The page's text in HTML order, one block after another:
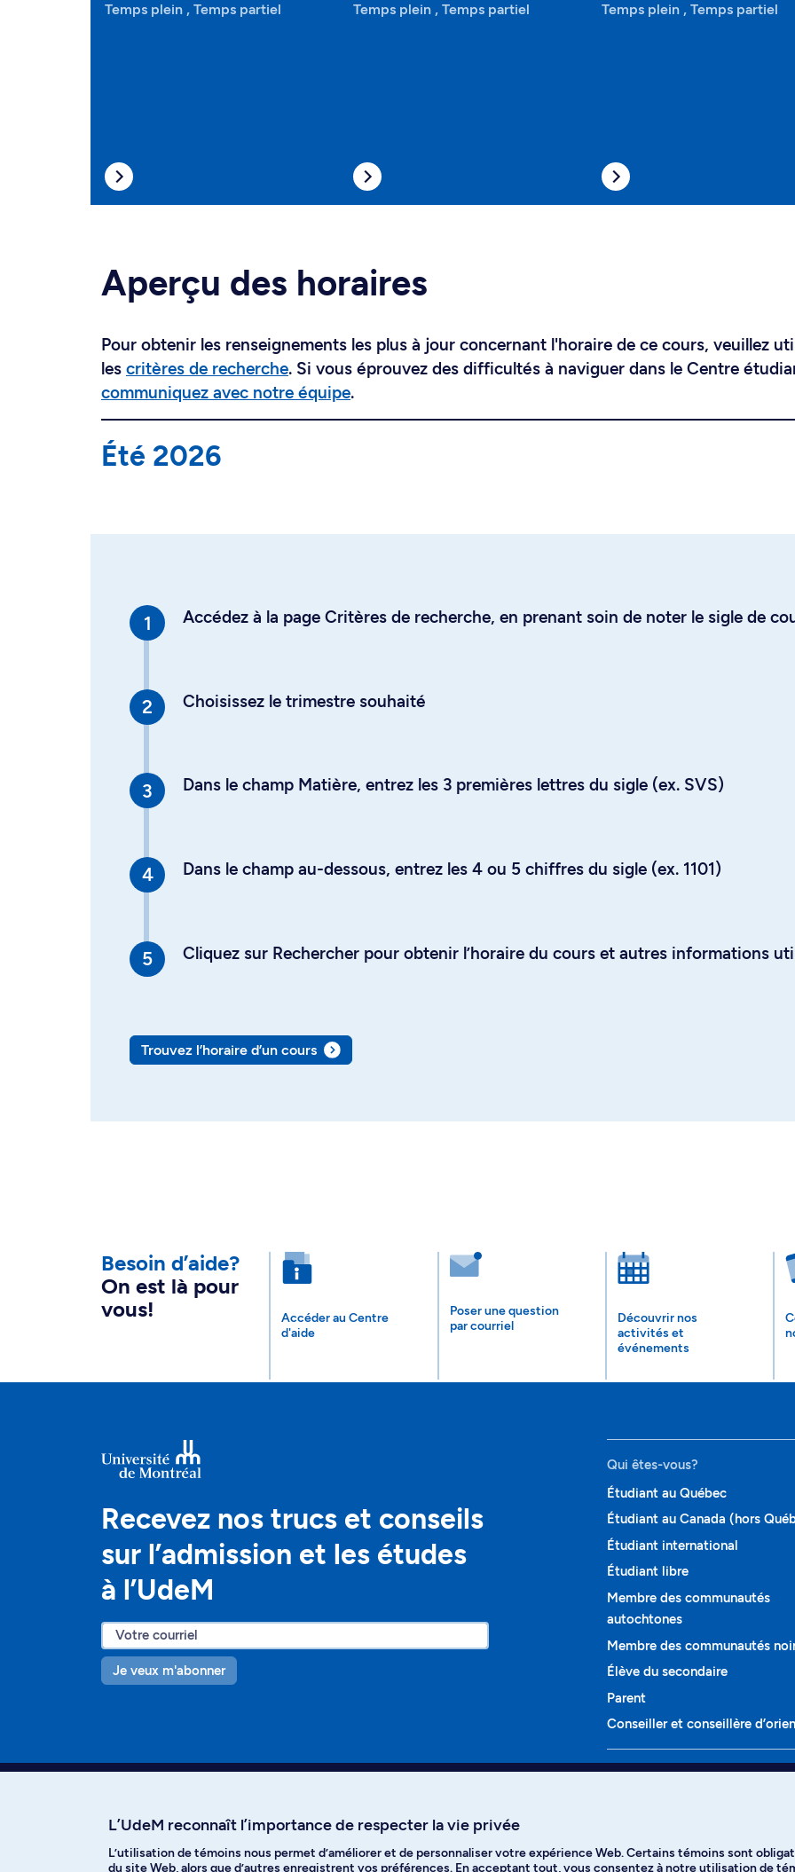
Temps plein , Temps partiel
Temps plein , Temps partiel
Temps plein , Temps partiel
Aperçu des horaires
Pour obtenir les renseignements les plus à jour concernant l'horaire de ce cours, veuillez
les critères de recherche. Si vous éprouvez des difficultés à naviguer dans le Centre
communiquez avec notre équipe.
Été 2026
Accédez à la page Critères de recherche, en prenant soin de noter le sigle de
Choisissez le trimestre souhaité
Dans le champ Matière, entrez les 3 premières lettres du sigle (ex. SVS)
Dans le champ au-dessous, entrez les 4 ou 5 chiffres du sigle (ex. 1101)
Cliquez sur Rechercher pour obtenir l’horaire du cours et autres informations
Trouvez l’horaire d’un cours
Besoin d’aide?
On est là pour
vous!
Accéder au Centre
d'aide
Poser une question
par courriel
Découvrir nos
activités et
événements
Recevez nos trucs et conseils
sur l’admission et les études
à l’UdeM
Je veux m'abonner
Qui êtes-vous?
Étudiant au Québec
Étudiant au Canada (hors
Étudiant international
Étudiant libre
Membre des communautés
autochtones
Membre des communautés
Élève du secondaire
Parent
Conseiller et conseillère
Programmes et cours
Facebook Instagram TikTok YouTube Spotify
L’UdeM reconnaît l’importance de respecter la vie privée
L’utilisation de témoins nous permet d’améliorer et de personnaliser votre expérience Web. Certains témoins sont
du site Web, alors que d’autres enregistrent vos préférences. En acceptant tout, vous consentez à notre utilisation de